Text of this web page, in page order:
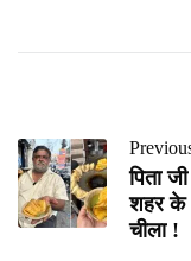
पिता
शहर के
चीला !